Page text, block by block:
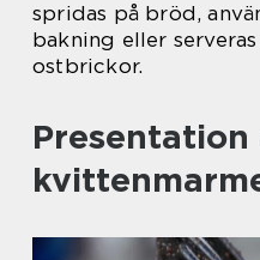
spridas på bröd,
bakning eller
ostbrickor.
Presentation